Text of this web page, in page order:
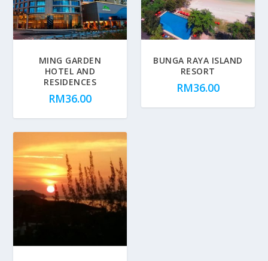
MING GARDEN
HOTEL AND
RESIDENCES
RM36.00
BUNGA RAYA ISLAND
RESORT
RM36.00